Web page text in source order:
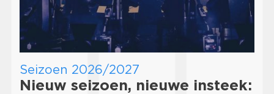
Seizoen 2026/2027
Nieuw seizoen, nieuwe insteek: